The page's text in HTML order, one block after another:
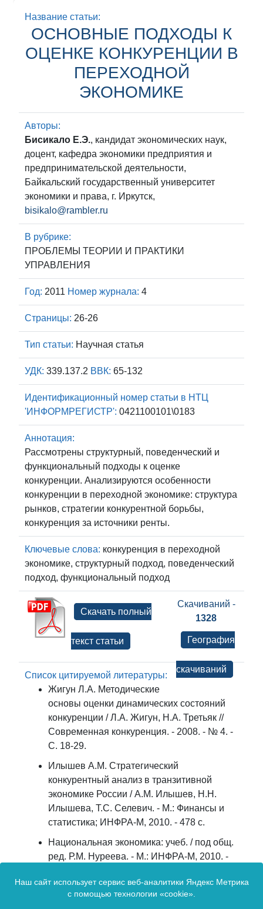
Название статьи:
ОСНОВНЫЕ ПОДХОДЫ К
ОЦЕНКЕ КОНКУРЕНЦИИ В
ПЕРЕХОДНОЙ
ЭКОНОМИКЕ
Авторы:
Бисикало Е.Э., кандидат экономических наук,
доцент, кафедра экономики предприятия и
предпринимательской деятельности,
Байкальский государственный университет
экономики и права, г. Иркутск,
bisikalo@rambler.ru
В рубрике:
ПРОБЛЕМЫ ТЕОРИИ И ПРАКТИКИ
УПРАВЛЕНИЯ
Год: 2011 Номер журнала: 4
Страницы: 26-26
Тип статьи: Научная статья
УДК: 339.137.2 ВВК: 65-132
Идентификационный номер статьи в НТЦ
'ИНФОРМРЕГИСТР': 0421100101\0183
Аннотация:
Рассмотрены структурный, поведенческий и
функциональный подходы к оценке
конкуренции. Анализируются особенности
конкуренции в переходной экономике: структура
рынков, стратегии конкурентной борьбы,
конкуренция за источники ренты.
Ключевые слова: конкуренция в переходной
экономике, структурный подход, поведенческий
подход, функциональный подход
Скачиваний -
1328
География
скачиваний
Скачать полный
текст статьи
Список цитируемой литературы:
Жигун Л.А. Методические
основы оценки динамических состояний
конкуренции / Л.А. Жигун, Н.А. Третьяк //
Современная конкуренция. - 2008. - № 4. -
С. 18-29.
Илышев А.М. Стратегический
конкурентный анализ в транзитивной
экономике России / А.М. Илышев, Н.Н.
Илышева, Т.С. Селевич. - М.: Финансы и
статистика; ИНФРА-М, 2010. - 478 c.
Национальная экономика: учеб. / под общ.
ред. Р.М. Нуреева. - М.: ИНФРА-М, 2010. -
Опыт конкуренции в России: причины
Наш сайт использует сервис веб-аналитики Яндекс Метрика
с помощью технологии «cookie».